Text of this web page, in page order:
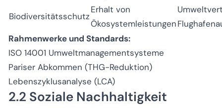
Biodiversitätsschutz
Erhalt von
Ökosystemleistungen
Rahmenwerke und Standards:
ISO 14001 Umweltmanagementsysteme
Pariser Abkommen (THG-Reduktion)
Lebenszyklusanalyse (LCA)
2.2 Soziale Nachhaltigkeit